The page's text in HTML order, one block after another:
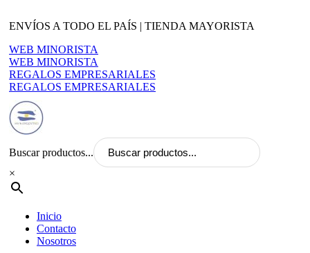
al
ENVÍOS A TODO EL PAÍS | TIENDA MAYORISTA
WEB MINORISTA
WEB MINORISTA
REGALOS EMPRESARIALES
REGALOS EMPRESARIALES
Buscar productos...
×
Inicio
Contacto
Nosotros